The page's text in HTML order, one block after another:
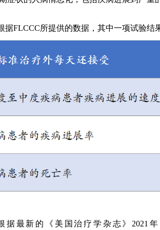
据FLCCC所提供的数据，其中一项试验结
据最新的《美国治疗学杂志》2021